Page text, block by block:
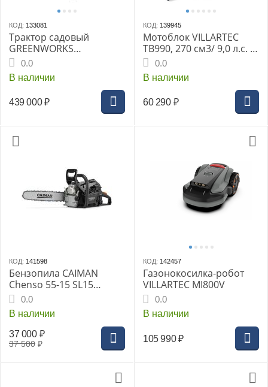
КОД: 133081
Трактор садовый
GREENWORKS
аккумуляторный
GC82ZT107 (без АКБ и
ЗУ)
0.0
В наличии
439 000 ₽
КОД: 139945
Мотоблок VILLARTEC
TВ990, 270 см3/ 9,0 л.с. с
датчиком уровня масла.
Передачи 3 вперед, 1
назад, глубина
заглубления до 35 см
0.0
В наличии
60 290 ₽
КОД: 141598
Бензопила CAIMAN
Chenso 55-15 SL15
Decompressor
0.0
В наличии
37 500 ₽
37 000 ₽
КОД: 142457
Газонокосилка-робот
VILLARTEC MI800V
0.0
В наличии
105 990 ₽